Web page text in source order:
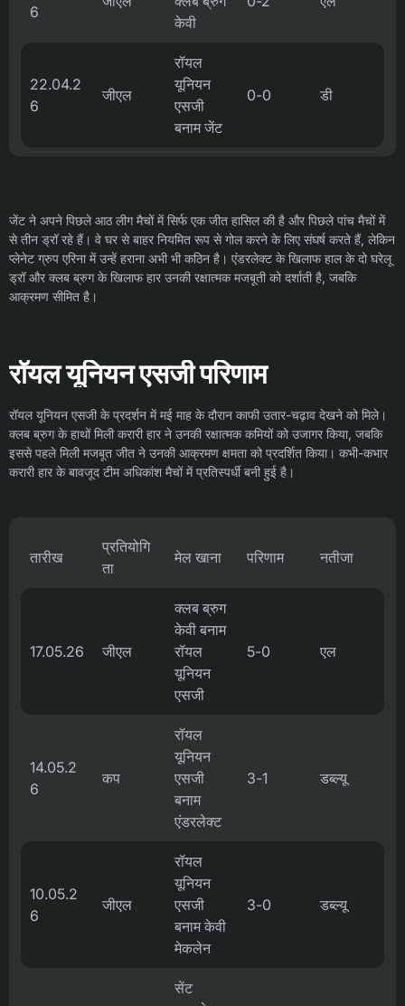
6
केवी
22.04.2
6
जीएल
रॉयल
यूनियन
एसजी
बनाम जेंट
0-0 डी
जेंट ने अपने पिछले आठ लीग मैचों में सिर्फ एक जीत हासिल की है और पिछले पांच मैचों में
से तीन ड्रॉ रहे हैं। वे घर से बाहर नियमित रूप से गोल करने के लिए संघर्ष करते हैं, लेकिन
प्लेनेट ग्रुप एरिना में उन्हें हराना अभी भी कठिन है। एंडरलेक्ट के खिलाफ हाल के दो घरेलू
ड्रॉ और क्लब ब्रुग के खिलाफ हार उनकी रक्षात्मक मजबूती को दर्शाती है, जबकि
आक्रमण सीमित है।
रॉयल यूनियन एसजी परिणाम
रॉयल यूनियन एसजी के प्रदर्शन में मई माह के दौरान काफी उतार-चढ़ाव देखने को मिले।
क्लब ब्रुग के हाथों मिली करारी हार ने उनकी रक्षात्मक कमियों को उजागर किया, जबकि
इससे पहले मिली मजबूत जीत ने उनकी आक्रमण क्षमता को प्रदर्शित किया। कभी-कभार
करारी हार के बावजूद टीम अधिकांश मैचों में प्रतिस्पर्धी बनी हुई है।
तारीख
प्रतियोगि
ता
मेल खाना परिणाम नतीजा
17.05.26 जीएल
क्लब ब्रुग
केवी बनाम
रॉयल
यूनियन
एसजी
5-0 एल
14.05.2
6
कप
रॉयल
यूनियन
एसजी
बनाम
एंडरलेक्ट
3-1 डब्ल्यू
10.05.2
6
जीएल
रॉयल
यूनियन
एसजी
बनाम केवी
मेकलेन
3-0 डब्ल्यू
सेंट